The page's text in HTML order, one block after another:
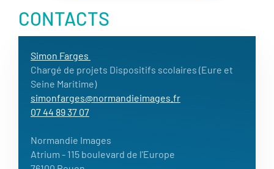
CONTACTS
Simon Farges
Chargé de projets Dispositifs scolaires (Eure et
Seine Maritime)
simonfarges@normandieimages.fr
07 44 89 37 07
Normandie Images
Atrium - 115 boulevard de l'Europe